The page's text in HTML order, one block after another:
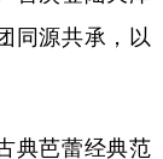
同源共承，以
芭蕾经典范